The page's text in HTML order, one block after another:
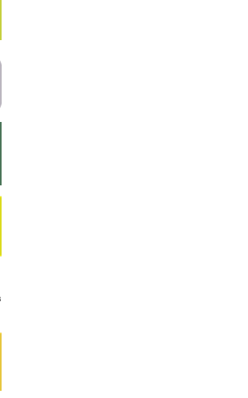
eTwinning
Service Learning